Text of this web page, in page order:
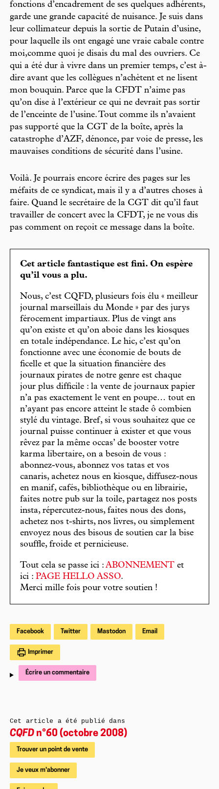
fonctions d’encadrement de ses quelques adhérents,
garde une grande capacité de nuisance. Je suis dans
leur collimateur depuis la sortie de Putain d’usine,
pour laquelle ils ont engagé une vraie cabale contre
moi,comme quoi je disais du mal des ouvriers. Ce
qui a été dur à vivre dans un premier temps, c’est à-
dire avant que les collègues n’achètent et ne lisent
mon bouquin. Parce que la CFDT n’aime pas
qu’on dise à l’extérieur ce qui ne devrait pas sortir
de l’enceinte de l’usine. Tout comme ils n’avaient
pas supporté que la CGT de la boîte, après la
catastrophe d’AZF, dénonce, par voie de presse, les
mauvaises conditions de sécurité dans l’usine.
Voilà. Je pourrais encore écrire des pages sur les
méfaits de ce syndicat, mais il y a d’autres choses à
faire. Quand le secrétaire de la CGT dit qu’il faut
travailler de concert avec la CFDT, je ne vous dis
pas comment on reçoit ce message dans la boîte.
Cet article fantastique est fini. On espère
qu’il vous a plu.
Nous, c’est CQFD, plusieurs fois élu « meilleur
journal marseillais du Monde » par des jurys
férocement impartiaux. Plus de vingt ans
qu’on existe et qu’on aboie dans les kiosques
en totale indépendance. Le hic, c’est qu’on
fonctionne avec une économie de bouts de
ficelle et que la situation financière des
journaux pirates de notre genre est chaque
jour plus difficile : la vente de journaux papier
n’a pas exactement le vent en poupe… tout en
n’ayant pas encore atteint le stade ô combien
stylé du vintage. Bref, si vous souhaitez que ce
journal puisse continuer à exister et que vous
rêvez par la même occas’ de booster votre
karma libertaire, on a besoin de vous :
abonnez-vous, abonnez vos tatas et vos
canaris, achetez nous en kiosque, diffusez-nous
en manif, cafés, bibliothèque ou en librairie,
faites notre pub sur la toile, partagez nos posts
insta, répercutez-nous, faites nous des dons,
achetez nos t-shirts, nos livres, ou simplement
envoyez nous des bisous de soutien car la bise
souffle, froide et pernicieuse.
Tout cela se passe ici : ABONNEMENT et
ici : PAGE HELLO ASSO.
Merci mille fois pour votre soutien !
Facebook Twitter Mastodon Email
Imprimer
Écrire un commentaire
Cet article a été publié dans
CQFD n°60 (octobre 2008)
Trouver un point de vente
Je veux m'abonner